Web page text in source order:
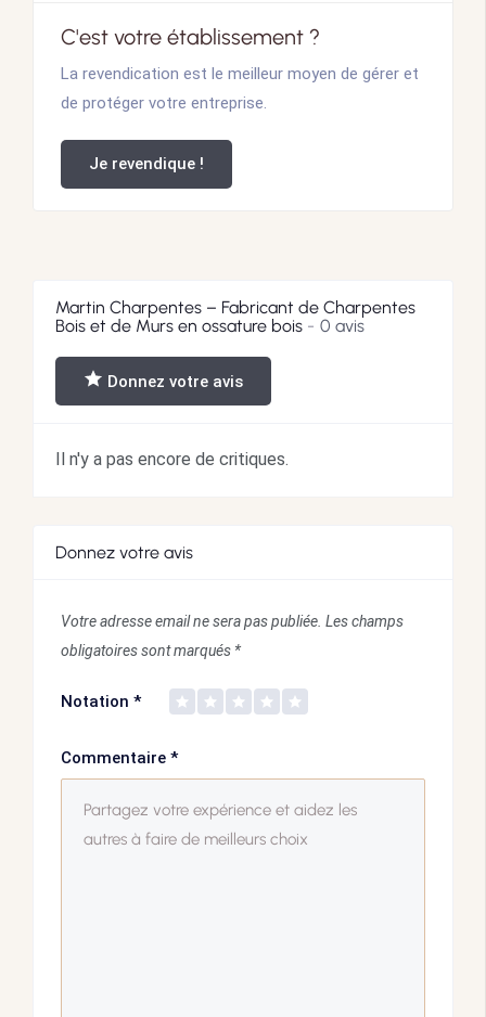
C'est votre établissement ?
La revendication est le meilleur moyen de gérer et
de protéger votre entreprise.
Je revendique !
Martin Charpentes – Fabricant de Charpentes
Bois et de Murs en ossature bois
0 avis
Donnez votre avis
Il n'y a pas encore de critiques.
Donnez votre avis
Votre adresse email ne sera pas publiée. Les champs
obligatoires sont marqués *
Notation *
Commentaire *